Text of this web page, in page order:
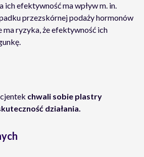
efektywność ma wpływ m. in.
przezskórnej podaży hormonów
ma ryzyka, że efektywność ich
chwali sobie plastry
działania.